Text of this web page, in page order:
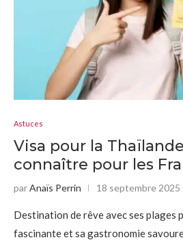
Astuces
Visa pour la
connaître pour les
parAnaïs Perrin 18 septembre 2025
Destination de rêve avec ses plages
fascinante et sa gastronomie